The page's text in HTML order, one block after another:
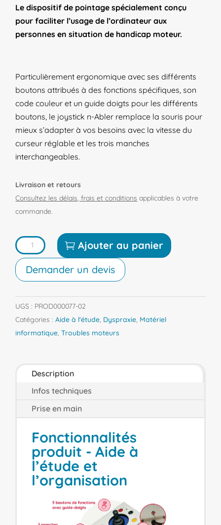
Le dispositif de pointage spécialement conçu
pour faciliter l’usage de l’ordinateur aux
personnes en situation de handicap moteur.
Particulièrement ergonomique avec ses différents
boutons attribués à des fonctions spécifiques, son
code couleur et un guide doigts pour les différents
boutons, le joystick n-Abler remplace la souris pour
mieux s’adapter à vos besoins avec la vitesse du
curseur réglable et les trois manches
interchangeables.
Livraison et retours
Consultez les délais, frais et conditions applicables à votre
commande.
quantité
de
Joystick
n-
ABLER
Ajouter au panier
Demander un devis
UGS : PROD000077-02
Catégories :Aide à l'étude Dyspraxie Matériel
informatique ,Troubles moteurs
Description
Infos techniques
Prise en main
Fonctionnalités
produit - Aide à
l’étude et
l’organisation